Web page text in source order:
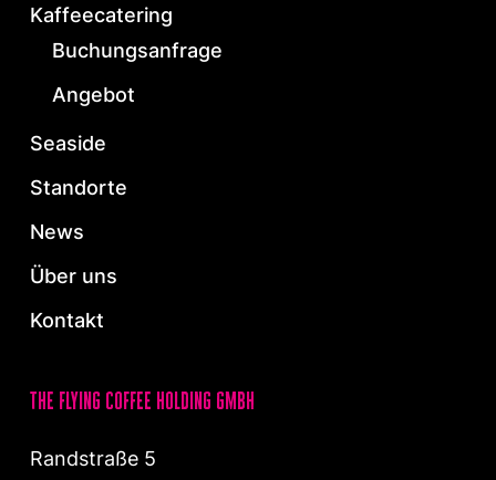
Kaffeecatering
Buchungsanfrage
Angebot
Seaside
Standorte
News
Über uns
Kontakt
the flying coffee holding gmbh
Randstraße 5